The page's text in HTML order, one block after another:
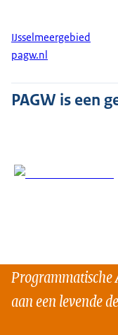
IJsselmeergebied
pagw.nl
PAGW is een
Programmatische
aan een levende